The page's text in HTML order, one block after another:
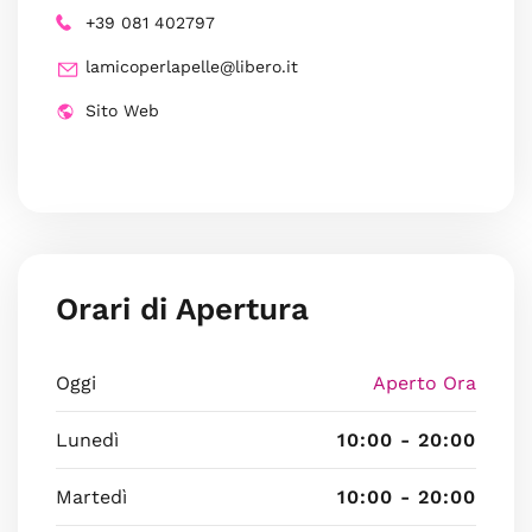
+39 081 402797
lamicoperlapelle@libero.it
Sito Web
Orari di Apertura
Oggi Aperto Ora
Lunedì 10:00 - 20:00
Martedì 10:00 - 20:00